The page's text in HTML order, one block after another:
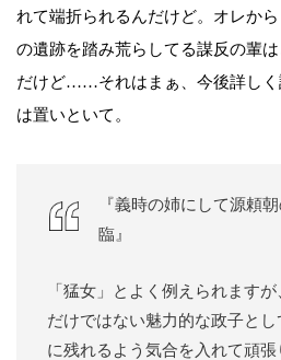
れて端折られるんだけど。オレか
の遺跡を踏み荒らしてる謀反の輩
だけど……それはまぁ、今後詳しく
は置いといて。
『義時の姉にして源頼
臨』
「猛女」とよく例えられます
だけではない魅力的な政子と
に残れるよう気合を入れて頑張